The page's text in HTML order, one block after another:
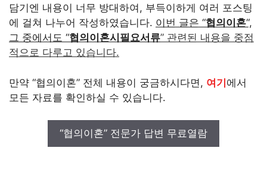
담기엔 내용이 너무 방대하여, 부득이하게 여러 포스팅
에 걸쳐 나누어 작성하였습니다. 이번 글은 “협의이혼“,
그 중에서도 “협의이혼시필요서류” 관련된 내용을 중점
적으로 다루고 있습니다.
만약 “협의이혼” 전체 내용이 궁금하시다면, 여기에서
모든 자료를 확인하실 수 있습니다.
“협의이혼” 전문가 답변 무료열람